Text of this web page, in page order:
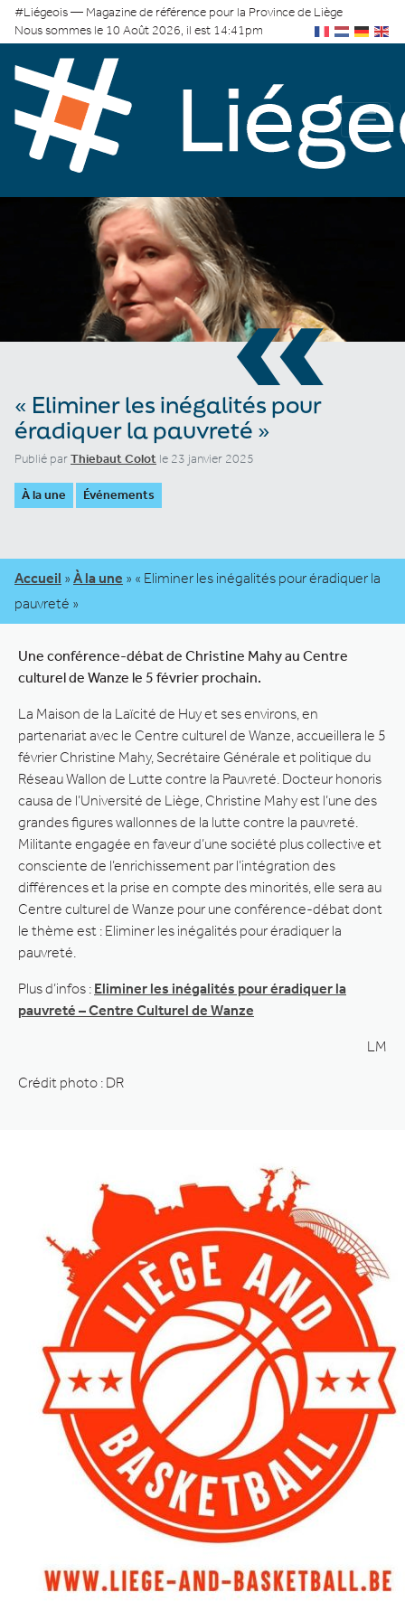
#Liégeois — Magazine de référence pour la Province de Liège
Nous sommes le 10 Août 2026, il est 14:41pm
«
« Eliminer les inégalités pour
éradiquer la pauvreté »
Publié parThiebaut Colot le 23 janvier 2025
À la une Événements
Accueil » À la une » « Eliminer les inégalités pour éradiquer la
pauvreté »
Une conférence-débat de Christine Mahy au Centre
culturel de Wanze le 5 février prochain.
La Maison de la Laïcité de Huy et ses environs, en
partenariat avec le Centre culturel de Wanze, accueillera le 5
février Christine Mahy, Secrétaire Générale et politique du
Réseau Wallon de Lutte contre la Pauvreté. Docteur honoris
causa de l’Université de Liège, Christine Mahy est l’une des
grandes figures wallonnes de la lutte contre la pauvreté.
Militante engagée en faveur d’une société plus collective et
consciente de l’enrichissement par l’intégration des
différences et la prise en compte des minorités, elle sera au
Centre culturel de Wanze pour une conférence-débat dont
le thème est : Eliminer les inégalités pour éradiquer la
pauvreté.
Plus d’infos : Eliminer les inégalités pour éradiquer la
pauvreté – Centre Culturel de Wanze
LM
Crédit photo : DR